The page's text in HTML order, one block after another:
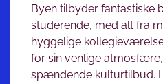
Byen tilbyder fantastiske
studerende, med alt fra
hyggelige
for sin venlige
spændende kulturtilbud.